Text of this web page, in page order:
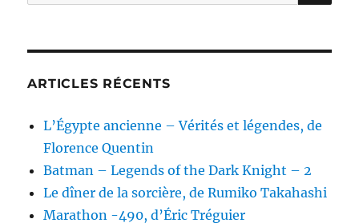
pour :
ARTICLES RÉCENTS
L’Égypte ancienne – Vérités et légendes, de
Florence Quentin
Batman – Legends of the Dark Knight – 2
Le dîner de la sorcière, de Rumiko Takahashi
Marathon -490, d’Éric Tréguier